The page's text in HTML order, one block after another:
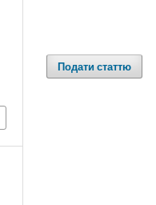
Подати статтю